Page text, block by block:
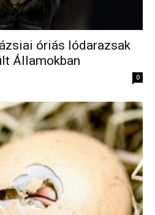
óriás lódarazsak
Államokban
0